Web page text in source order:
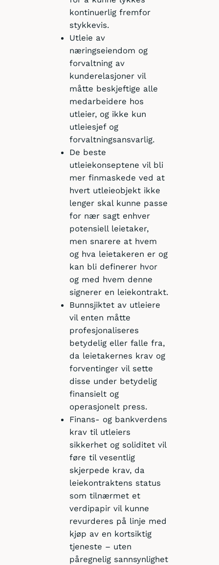
kontinuerlig fremfor
stykkevis.
Utleie av
næringseiendom og
forvaltning av
kunderelasjoner vil
måtte beskjeftige alle
medarbeidere hos
utleier, og ikke kun
utleiesjef og
forvaltningsansvarlig.
De beste
utleiekonseptene vil bli
mer finmaskede ved at
hvert utleieobjekt ikke
lenger skal kunne passe
for nær sagt enhver
potensiell leietaker,
men snarere at hvem
og hva leietakeren er og
kan bli definerer hvor
og med hvem denne
signerer en leiekontrakt.
Bunnsjiktet av utleiere
vil enten måtte
profesjonaliseres
betydelig eller falle fra,
da leietakernes krav og
forventinger vil sette
disse under betydelig
finansielt og
operasjonelt press.
Finans- og bankverdens
krav til utleiers
sikkerhet og soliditet vil
føre til vesentlig
skjerpede krav, da
leiekontraktens status
som tilnærmet et
verdipapir vil kunne
revurderes på linje med
kjøp av en kortsiktig
tjeneste – uten
påregnelig sannsynlighet